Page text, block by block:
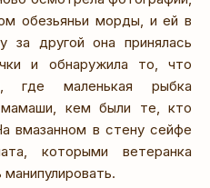
обезьяньи морды, и ей в
за другой она принялась
и обнаружила то, что
где маленькая рыбка
мамаши, кем были те, кто
вмазанном в стену сейфе
которыми ветеранка